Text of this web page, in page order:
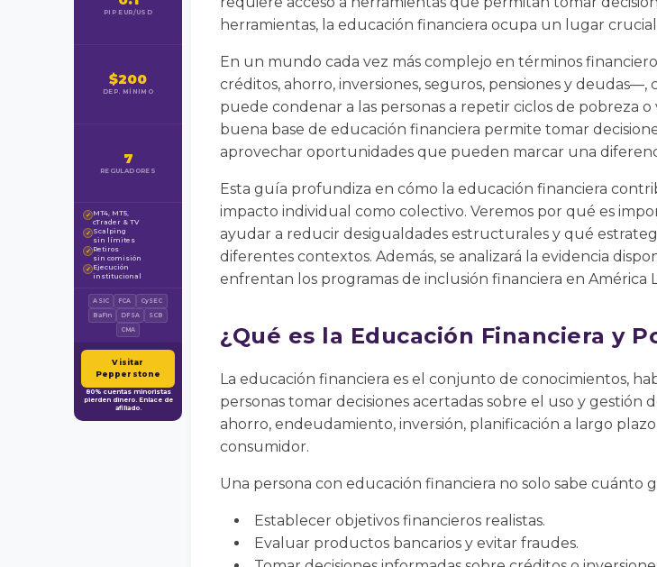
PIP EUR/USD
$200
DEP. MÍNIMO
7
REGULADORES
✓ MT4, MT5,
cTrader & TV
✓ Scalping
sin límites
✓ Retiros
sin comisión
✓ Ejecución
institucional
ASIC FCA
CySEC
BaFin
DFSA
SCB
CMA
Visitar
Pepperstone
80% cuentas minoristas
pierden dinero. Enlace de
afiliado.
herramientas, la educación financiera ocupa un lugar
En un mundo cada vez más complejo en términos
créditos, ahorro, inversiones, seguros, pensiones y
puede condenar a las personas a repetir ciclos de pobreza
buena base de educación financiera permite tomar
aprovechar oportunidades que pueden marcar una
Esta guía profundiza en cómo la educación financiera
impacto individual como colectivo. Veremos por qué es
ayudar a reducir desigualdades estructurales y qué
diferentes contextos. Además, se analizará la evidencia
enfrentan los programas de inclusión financiera en América
¿Qué es la Educación Financiera y
La educación financiera es el conjunto de conocimientos,
personas tomar decisiones acertadas sobre el uso y
ahorro, endeudamiento, inversión, planificación a largo
consumidor.
Una persona con educación financiera no solo sabe cuánto
Establecer objetivos financieros realistas.
Evaluar productos bancarios y evitar fraudes.